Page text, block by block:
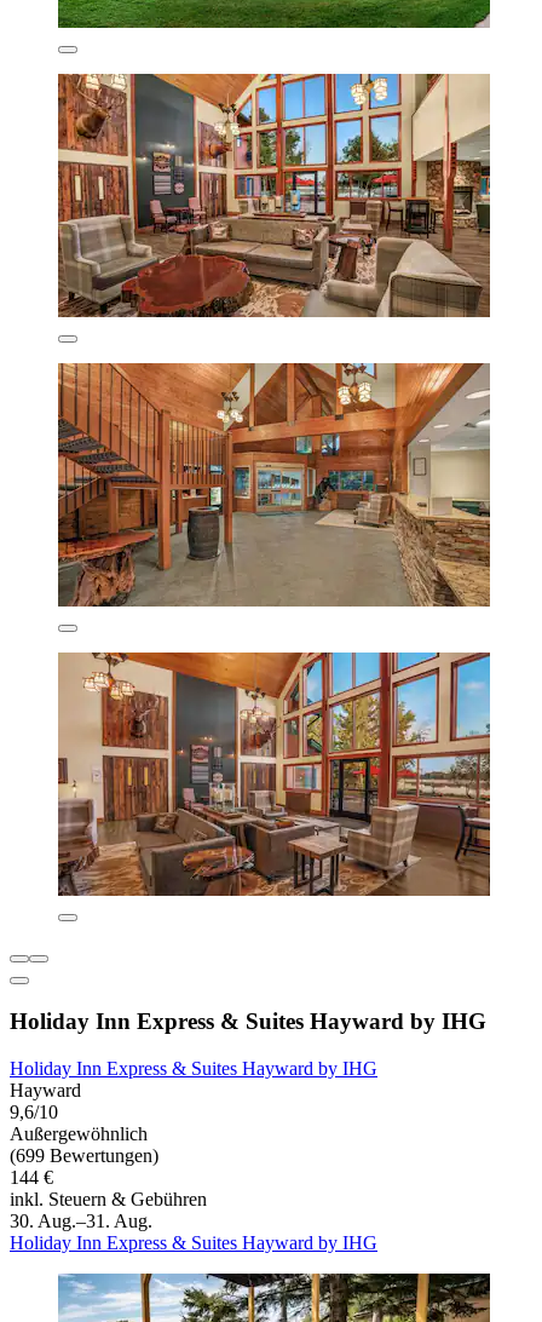
Holiday Inn Express & Suites Hayward by IHG
Holiday Inn Express & Suites Hayward by IHG
Hayward
9,6/10
Außergewöhnlich
(699 Bewertungen)
144 €
inkl. Steuern & Gebühren
30. Aug.–31. Aug.
Holiday Inn Express & Suites Hayward by IHG